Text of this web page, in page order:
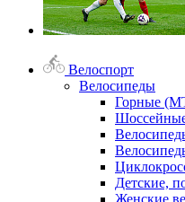
Велоспорт
Велосипеды
Горные
Детские,